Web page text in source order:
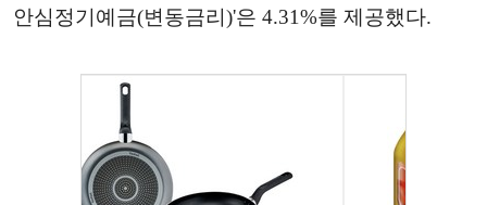
안심정기예금(변동금리)'은 4.31%를 제공했다.